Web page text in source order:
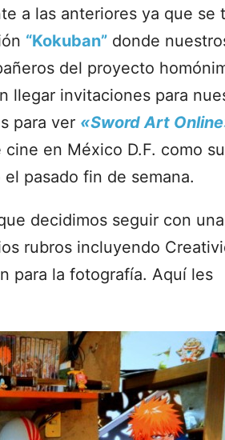
a las anteriores ya que se
“Kokuban” donde
del proyecto
llegar invitaciones para
para ver «Sword Art
cine en México D.F. como
pasado fin de semana.
decidimos seguir con
rubros incluyendo
para la fotografía. Aquí les